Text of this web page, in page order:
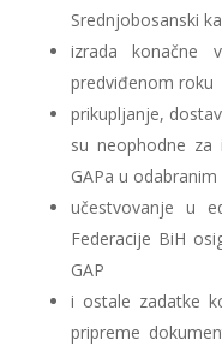
Srednjobosanski
izrada konačne
predviđenom roku
prikupljanje,
su neophodne za
GAPa u
učestvovanje u
Federacije BiH
GAP
i ostale zadatke
pripreme